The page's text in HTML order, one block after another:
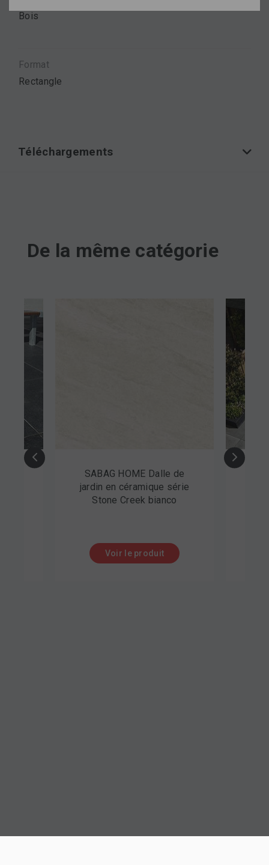
Bois
Format
Rectangle
Téléchargements
De la même catégorie
BIRKENMEIER Dalle de
jardin en céramique et
béton série GeoCeramica
Voir le produit